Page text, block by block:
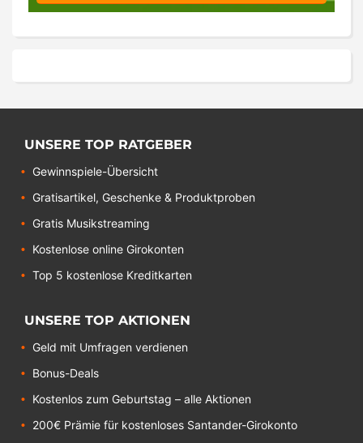
UNSERE TOP RATGEBER
Gewinnspiele-Übersicht
Gratisartikel, Geschenke & Produktproben
Gratis Musikstreaming
Kostenlose online Girokonten
Top 5 kostenlose Kreditkarten
UNSERE TOP AKTIONEN
Geld mit Umfragen verdienen
Bonus-Deals
Kostenlos zum Geburtstag – alle Aktionen
200€ Prämie für kostenloses Santander-Girokonto